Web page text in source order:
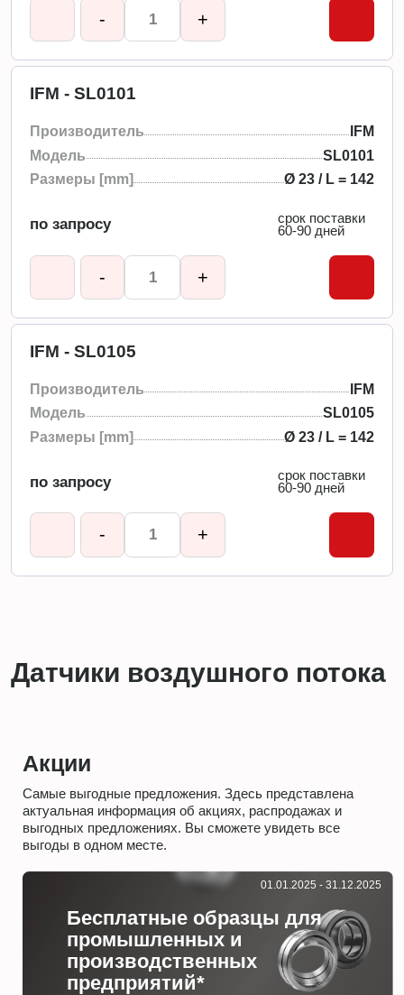
- +
IFM - SL0101
Производитель
IFM
Модель
SL0101
Размеры [mm]
Ø 23 / L = 142
по запросу
срок поставки
60-90 дней
- +
IFM - SL0105
Производитель
IFM
Модель
SL0105
Размеры [mm]
Ø 23 / L = 142
по запросу
срок поставки
60-90 дней
- +
Датчики воздушного потока
Акции
Самые выгодные предложения. Здесь представлена
актуальная информация об акциях, распродажах и
выгодных предложениях. Вы сможете увидеть все
выгоды в одном месте.
Бесплатные образцы для
промышленных и
производственных
предприятий*
01.01.2025 - 31.12.2025